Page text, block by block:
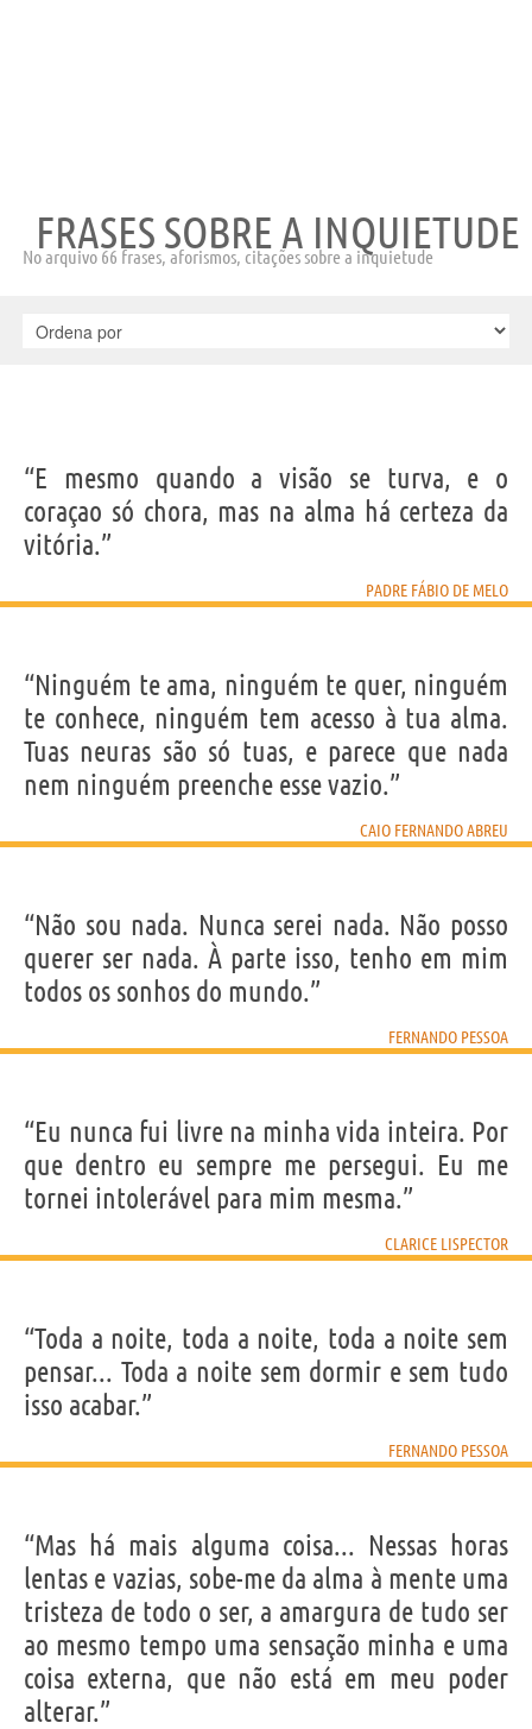
FRASES SOBRE A INQUIETUDE
No arquivo 66 frases, aforismos, citações sobre a inquietude
“E mesmo quando a visão se turva, e o
coraçao só chora, mas na alma há certeza da
vitória.”
PADRE FÁBIO DE MELO
“Ninguém te ama, ninguém te quer, ninguém
te conhece, ninguém tem acesso à tua alma.
Tuas neuras são só tuas, e parece que nada
nem ninguém preenche esse vazio.”
CAIO FERNANDO ABREU
“Não sou nada. Nunca serei nada. Não posso
querer ser nada. À parte isso, tenho em mim
todos os sonhos do mundo.”
FERNANDO PESSOA
“Eu nunca fui livre na minha vida inteira. Por
que dentro eu sempre me persegui. Eu me
tornei intolerável para mim mesma.”
CLARICE LISPECTOR
“Toda a noite, toda a noite, toda a noite sem
pensar... Toda a noite sem dormir e sem tudo
isso acabar.”
FERNANDO PESSOA
“Mas há mais alguma coisa... Nessas horas
lentas e vazias, sobe-me da alma à mente uma
tristeza de todo o ser, a amargura de tudo ser
ao mesmo tempo uma sensação minha e uma
coisa externa, que não está em meu poder
alterar.”